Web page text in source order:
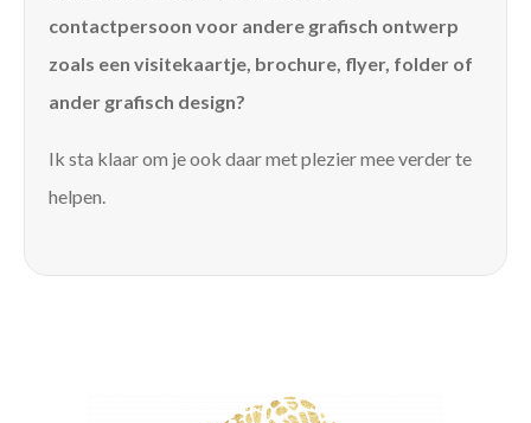
contactpersoon voor andere grafisch ontwerp
zoals een visitekaartje, brochure, flyer, folder of
ander grafisch design?
Ik sta klaar om je ook daar met plezier mee verder te
helpen.